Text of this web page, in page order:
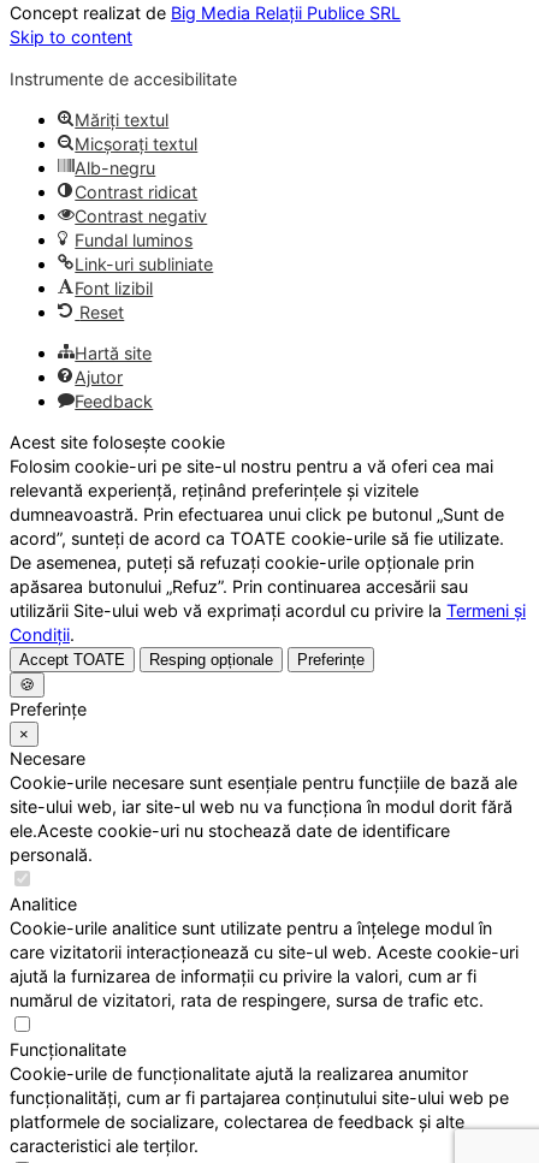
Concept realizat de Big Media Relații Publice SRL
Skip to content
Instrumente de accesibilitate
Măriți textul
Micșorați textul
Alb-negru
Contrast ridicat
Contrast negativ
Fundal luminos
Link-uri subliniate
Font lizibil
Reset
Hartă site
Ajutor
Feedback
Acest site folosește cookie
Folosim cookie-uri pe site-ul nostru pentru a vă oferi cea mai
relevantă experiență, reținând preferințele și vizitele
dumneavoastră. Prin efectuarea unui click pe butonul „Sunt de
acord”, sunteți de acord ca TOATE cookie-urile să fie utilizate.
De asemenea, puteți să refuzați cookie-urile opționale prin
apăsarea butonului „Refuz”. Prin continuarea accesării sau
utilizării Site-ului web vă exprimați acordul cu privire la Termeni și
Condiții.
Accept TOATE Resping opționale
Preferințe
🍪
Preferințe
×
Necesare
Cookie-urile necesare sunt esențiale pentru funcțiile de bază ale
site-ului web, iar site-ul web nu va funcționa în modul dorit fără
ele.Aceste cookie-uri nu stochează date de identificare
personală.
Analitice
Cookie-urile analitice sunt utilizate pentru a înțelege modul în
care vizitatorii interacționează cu site-ul web. Aceste cookie-uri
ajută la furnizarea de informații cu privire la valori, cum ar fi
numărul de vizitatori, rata de respingere, sursa de trafic etc.
Funcționalitate
Cookie-urile de funcționalitate ajută la realizarea anumitor
funcționalități, cum ar fi partajarea conținutului site-ului web pe
platformele de socializare, colectarea de feedback și alte
caracteristici ale terților.